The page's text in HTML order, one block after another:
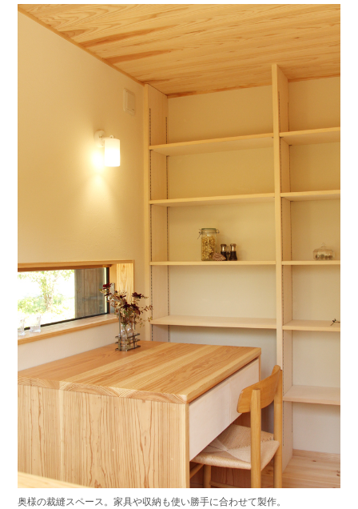
奥様の裁縫スペース。家具や収納も使い勝手に合わせて製作。